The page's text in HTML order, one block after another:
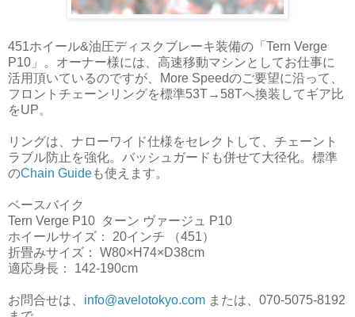
451ホイール&油圧ディスクブレーキ装備の「Tern Verge
P10」。オーナー様には、高速移動マシンとしてお仕事に
活用頂いているのですが、More Speedのご要望に沿って、
フロントチェーンリングを標準53T→58Tへ換装してギア比
をUP。
リングは、ナローワイド仕様をセレクトして、チェーント
ラブル防止を強化。バッシュガードも併せて大径化。標準
のChain Guideも使えます。
ベースバイク
Tern Verge P10 ターン ヴァージュ P10
ホイールサイズ： 20インチ （451）
折畳みサイズ： W80×H74×D38cm
適応身長： 142-190cm
お問合せは、 info@avelotokyo.com または、070-5075-8192